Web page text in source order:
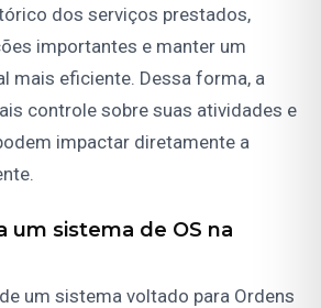
dos serviços prestados,
importantes e manter um
mais eficiente. Dessa forma, a
controle sobre suas atividades e
impactar diretamente a
um sistema de OS na
um sistema voltado para Ordens